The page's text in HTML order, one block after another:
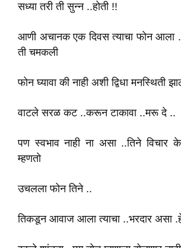
सध्या तरी ती सुन्न ..होती !!
आणी अचानक एक दिवस त्याचा फोन आला
ती चमकली
फोन घ्यावा की नाही अशी द्विधा मनस्थिती
वाटले सरळ कट ..करून टाकावा ..मरू दे ..
पण स्वभाव नाही ना असा ..तिने विचार
म्हणतो
उचलला फोन तिने ..
तिकडून आवाज आला त्याचा ..भरदार असा